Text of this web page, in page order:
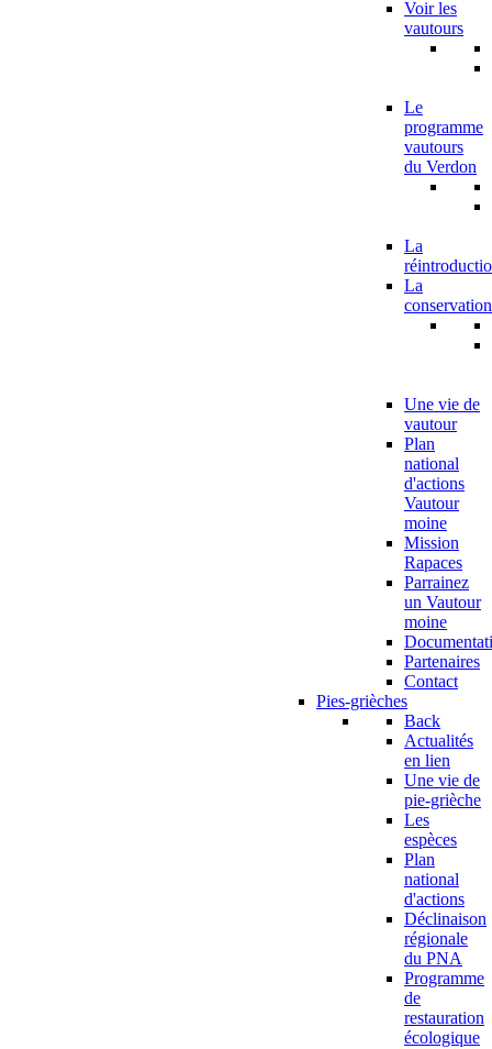
Voir les
vautours
Le
programme
vautours
du Verdon
La
La
conservation
Une vie de
vautour
Plan
national
d'actions
Vautour
moine
Mission
Rapaces
Parrainez
un Vautour
moine
Partenaires
Contact
Pies-grièches
Back
Actualités
en lien
Une vie de
pie-grièche
Les
espèces
Plan
national
d'actions
Déclinaison
régionale
du PNA
Programme
de
restauration
écologique